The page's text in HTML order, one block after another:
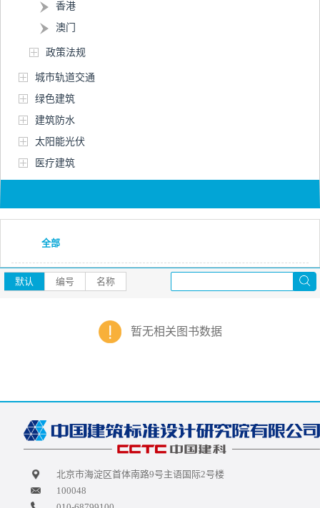
香港
澳门
政策法规
城市轨道交通
绿色建筑
建筑防水
太阳能光伏
医疗建筑
全部
默认 编号 名称
暂无相关图书数据
北京市海淀区首体南路9号主语国际2号楼
100048